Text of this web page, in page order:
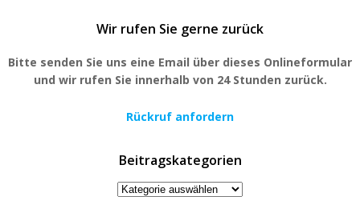
Wir rufen Sie gerne zurück
Bitte senden Sie uns eine Email über dieses Onlineformular
und wir rufen Sie innerhalb von 24 Stunden zurück.
Rückruf anfordern
Beitragskategorien
Beitragskategorien